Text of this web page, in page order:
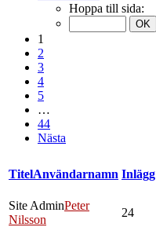
Hoppa till sida:
1
2
3
4
5
…
44
Nästa
TitelAnvändarnamn Inlägg
Site AdminPeter
Nilsson
24